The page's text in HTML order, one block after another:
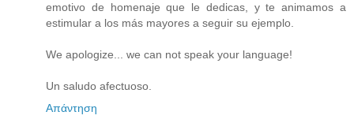
emotivo de homenaje que le dedicas, y te animamos a
estimular a los más mayores a seguir su ejemplo.
We apologize... we can not speak your language!
Un saludo afectuoso.
Απάντηση